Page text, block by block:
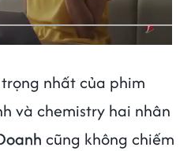
nhất của phim
và chemistry hai nhân
cũng không chiếm